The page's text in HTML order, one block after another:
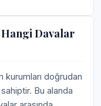
Hangi Davalar
kurumları doğrudan
Bu alanda